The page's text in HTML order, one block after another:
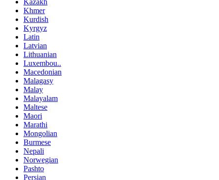
Kazakh
Khmer
Kurdish
Kyrgyz
Latin
Latvian
Lithuanian
Luxembou..
Macedonian
Malagasy
Malay
Malayalam
Maltese
Maori
Marathi
Mongolian
Burmese
Nepali
Norwegian
Pashto
Persian